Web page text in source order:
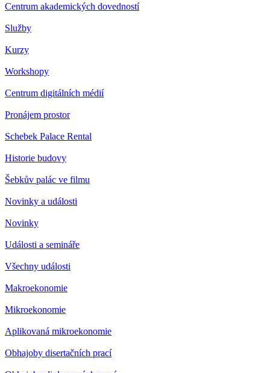
Centrum akademických dovedností
Služby
Kurzy
Workshopy
Centrum digitálních médií
Pronájem prostor
Schebek Palace Rental
Historie budovy
Šebkův palác ve filmu
Novinky a události
Novinky
Události a semináře
Všechny události
Makroekonomie
Mikroekonomie
Aplikovaná mikroekonomie
Obhajoby disertačních prací